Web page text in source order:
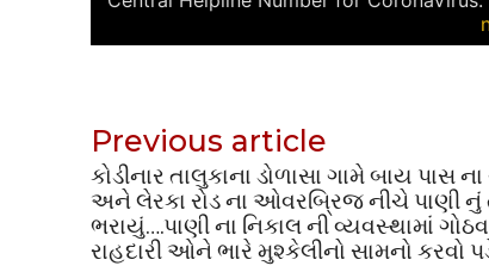
Previous article
કોડીનાર તાલુકાના ડોળાસા ગામે બાય પાસ
અને લેરકા રોડ ના ઓવરબ્રિજ નીચે પાણી નું
ભરાયું….પાણી ના નિકાલ ની વ્યવસ્થામાં
રાહદારી ઓને ભારે મુશ્કેલીનો સામનો કરવો